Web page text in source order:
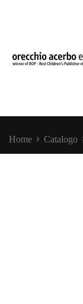
Home Catalogo